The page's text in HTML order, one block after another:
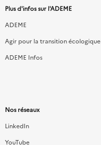
onglet)
Menu
de
liens
du
Plus d'infos sur l'ADEME
ADEME
Agir pour la transition écologique
ADEME Infos
Nos réseaux
LinkedIn
YouTube